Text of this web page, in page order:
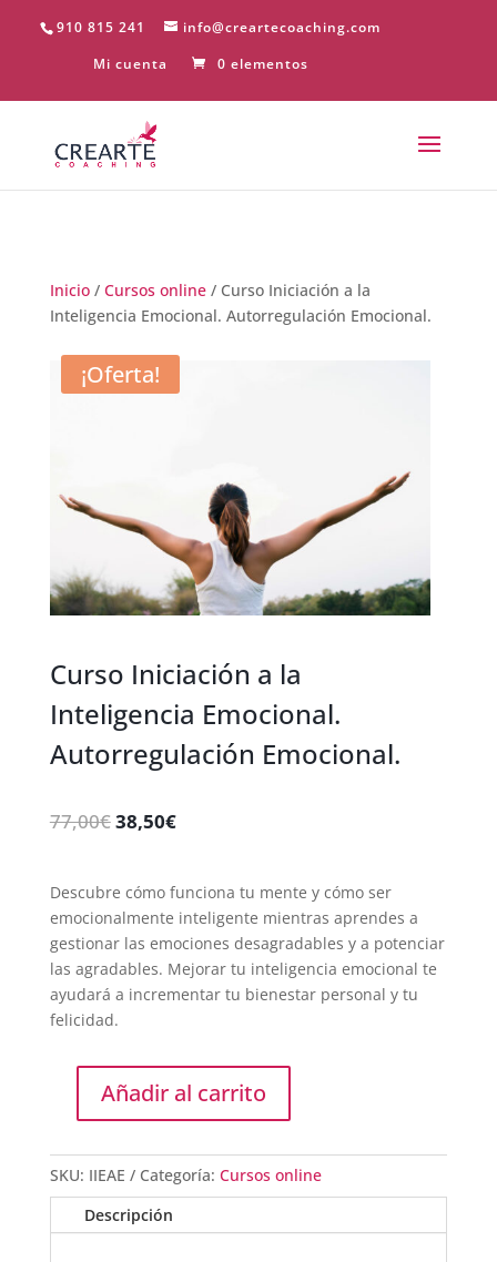
910 815 241
info@creartecoaching.com
Mi cuenta
0 elementos
Inicio/ Cursos online/ Curso Iniciación a la
Inteligencia Emocional. Autorregulación Emocional.
¡Oferta!
Curso Iniciación a la
Inteligencia Emocional.
Autorregulación Emocional.
77,00€38,50€
Descubre cómo funciona tu mente y cómo ser
emocionalmente inteligente mientras aprendes a
gestionar las emociones desagradables y a potenciar
las agradables. Mejorar tu inteligencia emocional te
ayudará a incrementar tu bienestar personal y tu
felicidad.
a
la
Inteligencia
Emocional.
Añadir al carrito
SKU: IIEAE Categoría: Cursos online
Descripción